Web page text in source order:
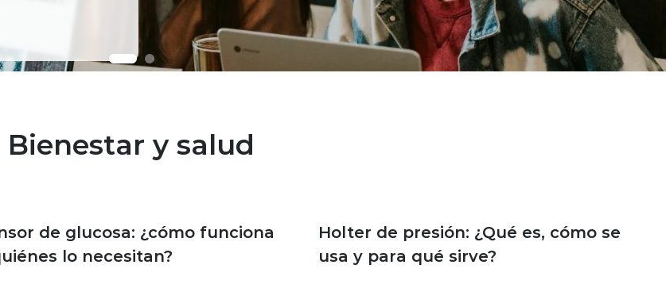
Bienestar y salud
de glucosa: ¿cómo funciona
lo necesitan?
Holter de presión: ¿Qué es, cómo se
usa y para qué sirve?